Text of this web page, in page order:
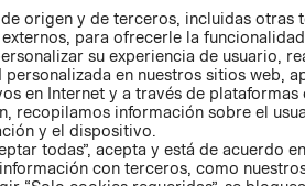
RELACIÓN CON
- RETIRO EN
TIENDA
TÉRMINOS Y
CONDICIONES
AVISO DE
PRIVACIDAD
GIFT CARD
origen y de terceros, incluidas otras
para ofrecerle la
su experiencia de usuario,
en nuestros sitios web,
en Internet y a través de plataformas
recopilamos información sobre el
y el dispositivo.
todas”, acepta y está de acuerdo
con terceros, como